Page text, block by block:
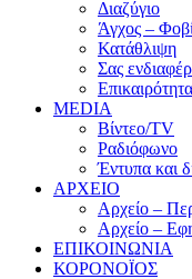
Διαζύγιο
Άγχος –
Κατάθλιψη
Σας
Επικαιρότητα
MEDIA
Βίντεο/TV
Ραδιόφωνο
Έντυπα και
ΑΡΧΕΙΟ
Αρχείο –
Αρχείο –
ΕΠΙΚΟΙΝΩΝΙΑ
ΚΟΡΟΝΟΪΟΣ